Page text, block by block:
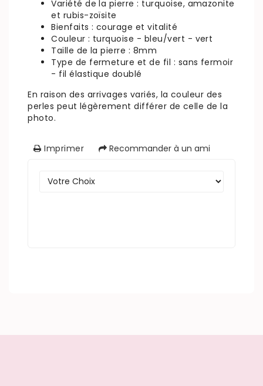
Variété de la pierre : turquoise, amazonite
et rubis-zoïsite
Bienfaits : courage et vitalité
Couleur : turquoise - bleu/vert - vert
Taille de la pierre : 8mm
Type de fermeture et de fil : sans fermoir
- fil élastique doublé
En raison des arrivages variés, la couleur des
perles peut légèrement différer de celle de la
photo.
Imprimer Recommander à un ami